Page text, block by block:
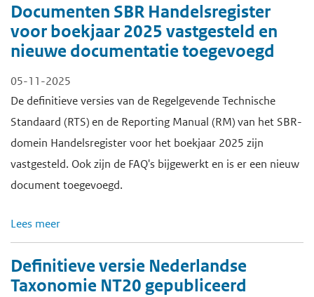
Documenten SBR Handelsregister
voor boekjaar 2025 vastgesteld en
nieuwe documentatie toegevoegd
05-11-2025
De definitieve versies van de Regelgevende Technische
Standaard (RTS) en de Reporting Manual (RM) van het SBR-
domein Handelsregister voor het boekjaar 2025 zijn
vastgesteld. Ook zijn de FAQ's bijgewerkt en is er een nieuw
document toegevoegd.
Lees meer
Definitieve versie Nederlandse
Taxonomie NT20 gepubliceerd